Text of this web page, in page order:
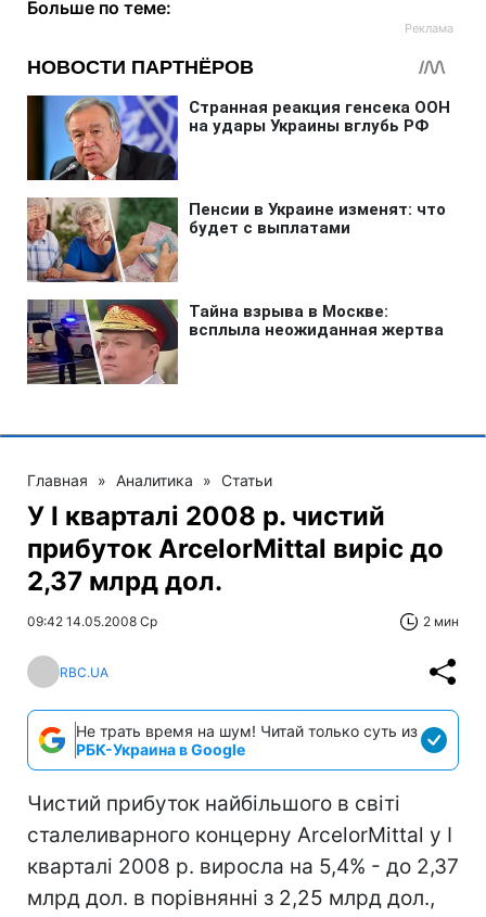
Больше по теме:
Главная » Аналитика » Статьи
У I кварталі 2008 р. чистий
прибуток ArcelorMittal виріс до
2,37 млрд дол.
09:42 14.05.2008 Ср 2 мин
RBC.UA
Не трать время на шум! Читай только суть из
РБК-Украина в Google
Чистий прибуток найбільшого в світі
сталеливарного концерну ArcelorMittal у I
кварталі 2008 р. виросла на 5,4% - до 2,37
млрд дол. в порівнянні з 2,25 млрд дол.,